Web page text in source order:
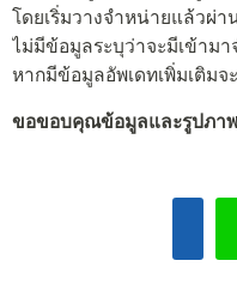
โดยเริ่มวางจำหน่ายแล้วผ่า
ไม่มีข้อมูลระบุว่าจะมีเข้าม
หากมีข้อมูลอัพเดทเพิ่มเติม
ขอขอบคุณข้อมูลและรูปภาพ